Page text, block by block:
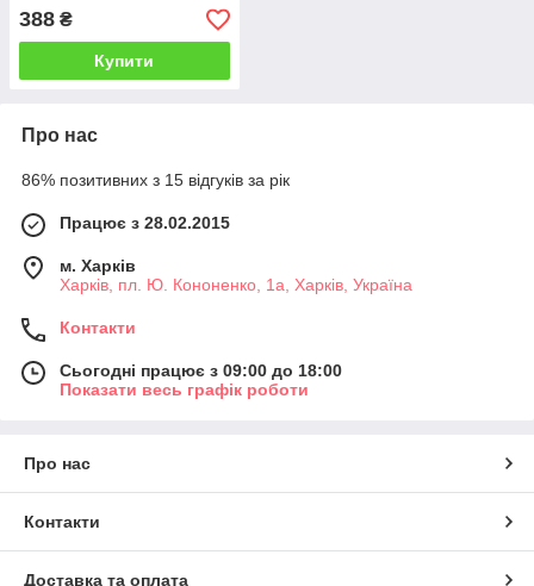
388 ₴
Купити
Про нас
86% позитивних з 15 відгуків за рік
Працює з 28.02.2015
м. Харків
Харків, пл. Ю. Кононенко, 1а, Харків, Україна
Контакти
Сьогодні працює з 09:00 до 18:00
Показати весь графік роботи
Про нас
Контакти
Доставка та оплата